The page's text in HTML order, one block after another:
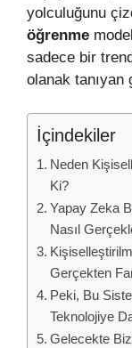
yolculuğunu
öğrenme
sadece bir
olanak
İçindekiler
Neden
Ki?
Yapay Zeka
Nasıl
Gerçekten
Peki, Bu
Teknolojiye
Gelecekte